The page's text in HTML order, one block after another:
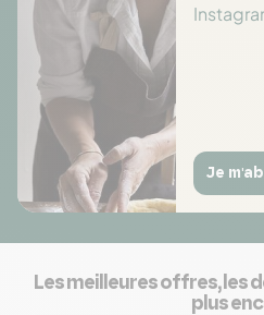
Je
Les meilleures offres, les
plus